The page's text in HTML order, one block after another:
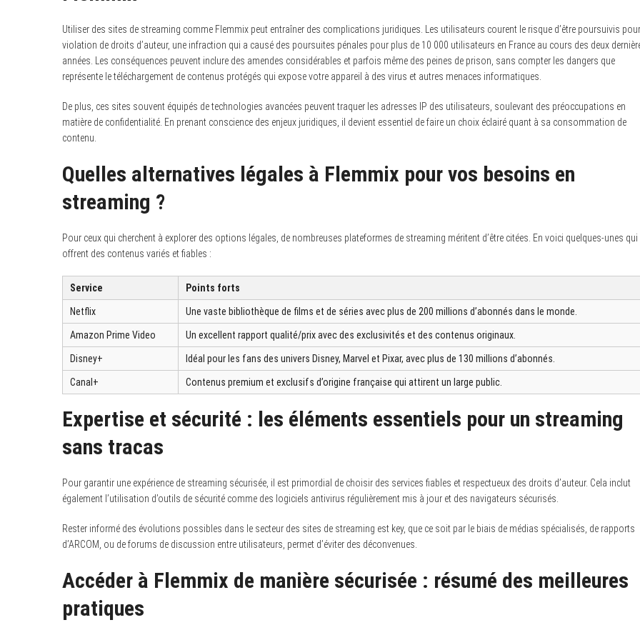
Utiliser des sites de streaming comme Flemmix peut entraîner des complications juridiques. Les utilisateurs courent le risque d’être poursuivis pour
violation de droits d’auteur, une infraction qui a causé des poursuites pénales pour plus de 10 000 utilisateurs en France au cours des deux
années. Les conséquences peuvent inclure des amendes considérables et parfois même des peines de prison, sans compter les dangers que
représente le téléchargement de contenus protégés qui expose votre appareil à des virus et autres menaces informatiques.
De plus, ces sites souvent équipés de technologies avancées peuvent traquer les adresses IP des utilisateurs, soulevant des préoccupations en
matière de confidentialité. En prenant conscience des enjeux juridiques, il devient essentiel de faire un choix éclairé quant à sa consommation de
contenu.
Quelles alternatives légales à Flemmix pour vos besoins en
streaming ?
Pour ceux qui cherchent à explorer des options légales, de nombreuses plateformes de streaming méritent d’être citées. En voici quelques-unes qui
offrent des contenus variés et fiables :
Service Points forts
Netflix Une vaste bibliothèque de films et de séries avec plus de 200 millions d’abonnés dans le monde.
Amazon Prime Video Un excellent rapport qualité/prix avec des exclusivités et des contenus originaux.
Disney+ Idéal pour les fans des univers Disney, Marvel et Pixar, avec plus de 130 millions d’abonnés.
Canal+ Contenus premium et exclusifs d’origine française qui attirent un large public.
Expertise et sécurité : les éléments essentiels pour un streaming
sans tracas
Pour garantir une expérience de streaming sécurisée, il est primordial de choisir des services fiables et respectueux des droits d’auteur. Cela inclut
également l’utilisation d’outils de sécurité comme des logiciels antivirus régulièrement mis à jour et des navigateurs sécurisés.
Rester informé des évolutions possibles dans le secteur des sites de streaming est key, que ce soit par le biais de médias spécialisés, de rapports
d’ARCOM, ou de forums de discussion entre utilisateurs, permet d’éviter des déconvenues.
Accéder à Flemmix de manière sécurisée : résumé des meilleures
pratiques